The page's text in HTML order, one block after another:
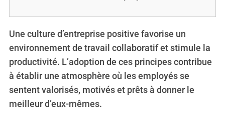
Une culture d’entreprise positive favorise un
environnement de travail collaboratif et stimule la
productivité. L’adoption de ces principes contribue
à établir une atmosphère où les employés se
sentent valorisés, motivés et prêts à donner le
meilleur d’eux-mêmes.